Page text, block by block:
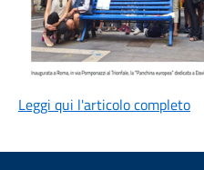
Leggi qui l'articolo completo